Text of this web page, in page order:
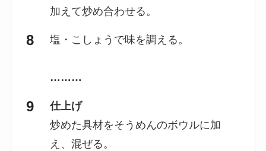
加えて炒め合わせる。
塩・こしょうで味を調える。
………
仕上げ
炒めた具材をそうめんのボウルに加
え、混ぜる。